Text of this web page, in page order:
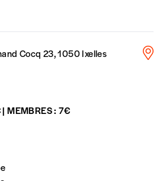
(livraison uniquement
au numéro
Cocq 23, 1050 Ixelles
MEMBRES : 7€